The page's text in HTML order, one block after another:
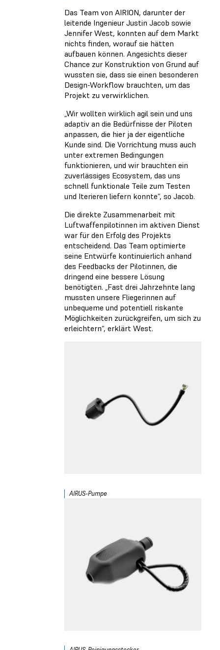
Das Team von AIRION, darunter der
leitende Ingenieur Justin Jacob sowie
Jennifer West, konnten auf dem Markt
nichts finden, worauf sie hätten
aufbauen können. Angesichts dieser
Chance zur Konstruktion von Grund auf
wussten sie, dass sie einen besonderen
Design-Workflow brauchten, um das
Projekt zu verwirklichen.
„Wir wollten wirklich agil sein und uns
adaptiv an die Bedürfnisse der Piloten
anpassen, die hier ja der eigentliche
Kunde sind. Die Vorrichtung muss auch
unter extremen Bedingungen
funktionieren, und wir brauchten ein
zuverlässiges Ecosystem, das uns
schnell funktionale Teile zum Testen
und Iterieren liefern konnte“, so Jacob.
Die direkte Zusammenarbeit mit
Luftwaffenpilotinnen im aktiven Dienst
war für den Erfolg des Projekts
entscheidend. Das Team optimierte
seine Entwürfe kontinuierlich anhand
des Feedbacks der Pilotinnen, die
dringend eine bessere Lösung
benötigten. „Fast drei Jahrzehnte lang
mussten unsere Fliegerinnen auf
unbequeme und potentiell riskante
Möglichkeiten zurückgreifen, um sich zu
erleichtern“, erklärt West.
AIRUS-Pumpe